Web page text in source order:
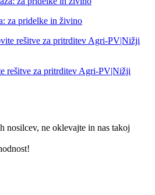
za pridelke in živino
rešitve za pritrditev Agri-PV|Nižji
nosilcev, ne oklevajte in nas takoj